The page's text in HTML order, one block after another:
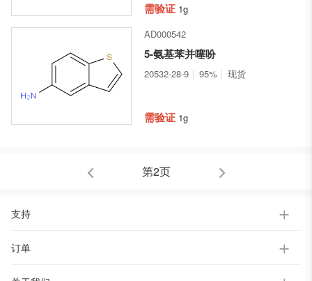
需验证 1g
AD000542
5-氨基苯并噻吩
20532-28-9 95% 现货
需验证 1g
第2页
支持
订单